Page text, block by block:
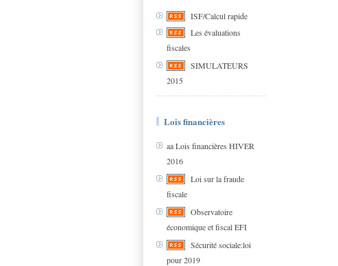
ISF/Calcul rapide
Les évaluations
fiscales
SIMULATEURS
2015
Lois financières
aa Lois financières HIVER
2016
Loi sur la fraude
fiscale
Observatoire
économique et fiscal EFI
Sécurité sociale:loi
pour 2019